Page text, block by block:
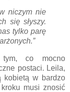
niczym nie
się słyszy.
tylko parę
tym, co mocno
postaci. Leila,
kobietą w bardzo
musi znosić